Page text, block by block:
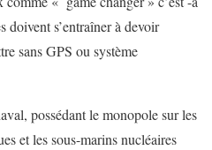
doivent s’entraîner à devoir
sans GPS ou système
possédant le monopole sur les
et les sous-marins nucléaires